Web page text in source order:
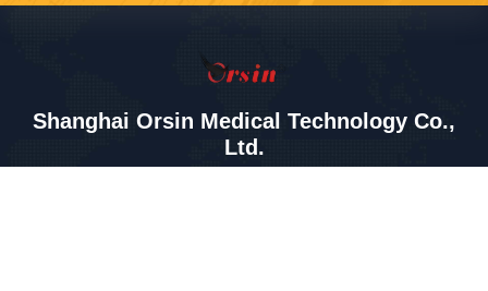
Shanghai Orsin Medical Technology Co.,
Ltd.